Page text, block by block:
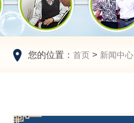
您的位置： 首页 > 新闻中心